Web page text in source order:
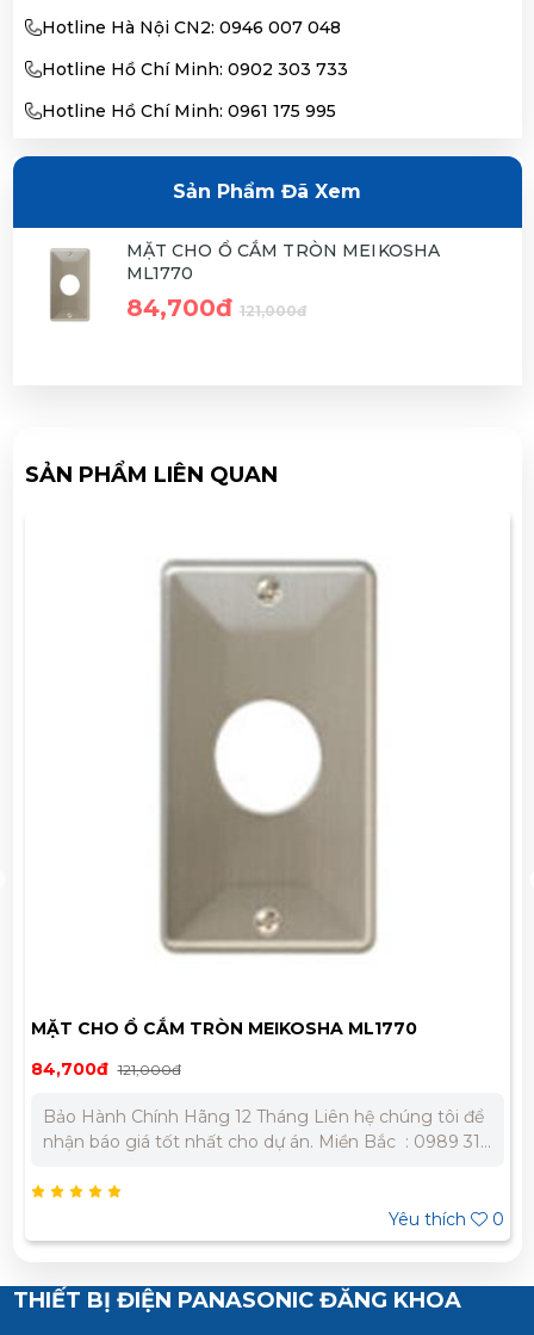
Hotline Hà Nội CN2: 0946 007 048
Hotline Hồ Chí Minh: 0902 303 733
Hotline Hồ Chí Minh: 0961 175 995
Sản Phẩm Đã Xem
MẶT CHO Ổ CẮM TRÒN MEIKOSHA
ML1770
84,700đ 121,000đ
SẢN PHẨM LIÊN QUAN
MẶT CHO Ổ CẮM TRÒN MEIKOSHA ML1770
84,700đ 121,000đ
Bảo Hành Chính Hãng 12 Tháng Liên hệ chúng tôi để
nhận báo giá tốt nhất cho dự án. Miền Bắc : 0989 310
332 980
Yêu thích
0
THIẾT BỊ ĐIỆN PANASONIC ĐĂNG KHOA